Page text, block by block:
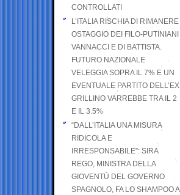
CONTROLLATI
L’ITALIA RISCHIA DI RIMANERE
OSTAGGIO DEI FILO-PUTINIANI
VANNACCI E DI BATTISTA.
FUTURO NAZIONALE
VELEGGIA SOPRA IL 7% E UN
EVENTUALE PARTITO DELL’EX
GRILLINO VARREBBE TRA IL 2
E IL 3.5%
“DALL’ITALIA UNA MISURA
RIDICOLA E
IRRESPONSABILE”: SIRA
REGO, MINISTRA DELLA
GIOVENTÙ DEL GOVERNO
SPAGNOLO, FA LO SHAMPOO A